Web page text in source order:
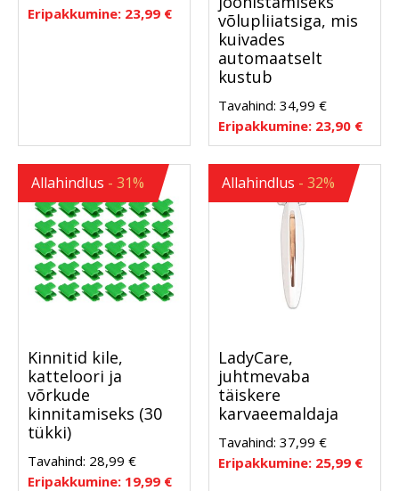
Eripakkumine: 23,99 €
võlupliiatsiga, mis
kuivades
automaatselt
kustub
Tavahind: 34,99 €
Eripakkumine: 23,90 €
Allahindlus - 31%
Kinnitid kile,
katteloori ja
võrkude
kinnitamiseks (30
tükki)
Tavahind: 28,99 €
Eripakkumine: 19,99 €
Allahindlus - 32%
LadyCare,
juhtmevaba
täiskere
karvaeemaldaja
Tavahind: 37,99 €
Eripakkumine: 25,99 €